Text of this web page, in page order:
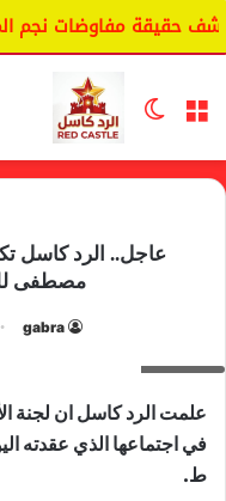
حقيقة مفاوضات نجم
القائمة الوضع المظلم
عاجل.. الرد كاسل
مصطفى
gabra
علمت الرد كاسل ان لجنة
في اجتماعها الذي عقدته
ط.